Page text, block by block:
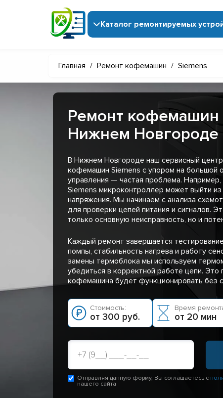
Каталог ремонтируемых
Главная / Ремонт кофемашин / Siemens
Ремонт кофемашин
Нижнем Новгороде
В Нижнем Новгороде наш сервисный
кофемашин Siemens с упором на большой
управления — частая проблема.
Siemens микроконтроллер может выйти из
напряжения. Мы начинаем с анализа
для проверки цепей питания и сигналов.
только основную неисправность, но и
Каждый ремонт завершается
помпы, стабильность нагрева и работу
замены термоблока мы используем
убедиться в корректной работе цепи. Это
кофемашина будет функционировать без
Стоимость:
от 300 руб.
Время
от 20 мин
Отправляя данную форму, Вы соглашаетесь с
нашего сайта